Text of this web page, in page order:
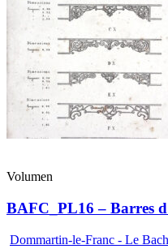
Volumen
BAFC_PL16 – Barres
Dommartin-le-Franc - Le